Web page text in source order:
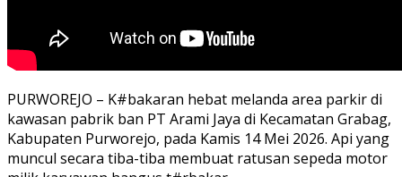
PURWOREJO – K#bakaran hebat melanda area parkir di
kawasan pabrik ban PT Arami Jaya di Kecamatan Grabag,
Kabupaten Purworejo, pada Kamis 14 Mei 2026. Api yang
muncul secara tiba-tiba membuat ratusan sepeda motor